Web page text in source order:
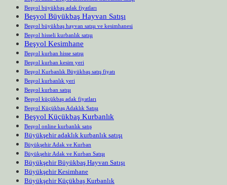
Beşyol büyükbaş adak fiyatları
Beşyol Büyükbaş Hayvan Satışı
Beşyol büyükbaş hayvan satışı ve kesimhanesi
Beşyol hisseli kurbanlık satışı
Beşyol Kesimhane
Beşyol kurban hisse satışı
Beşyol kurban kesim yeri
Beşyol Kurbanlık Büyükbaş satış fiyatı
Beşyol kurbanlık yeri
Beşyol kurban satışı
Beşyol küçükbaş adak fiyatları
Beşyol Küçükbaş Adaklık Satışı
Beşyol Küçükbaş Kurbanlık
Beşyol online kurbanlık satış
Büyükşehir adaklık kurbanlık satışı
Büyükşehir Adak ve Kurban
Büyükşehir Adak ve Kurban Satışı
Büyükşehir Büyükbaş Hayvan Satışı
Büyükşehir Kesimhane
Büyükşehir Küçükbaş Kurbanlık